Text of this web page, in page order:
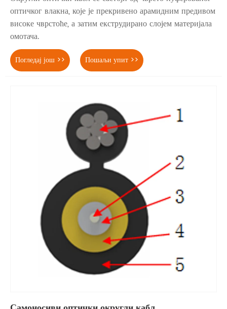
оптичког влакна, које је прекривено арамидним предивом
високе чврстоће, а затим екструдирано слојем материјала
омотача.
Погледај још >> Пошаљи упит >>